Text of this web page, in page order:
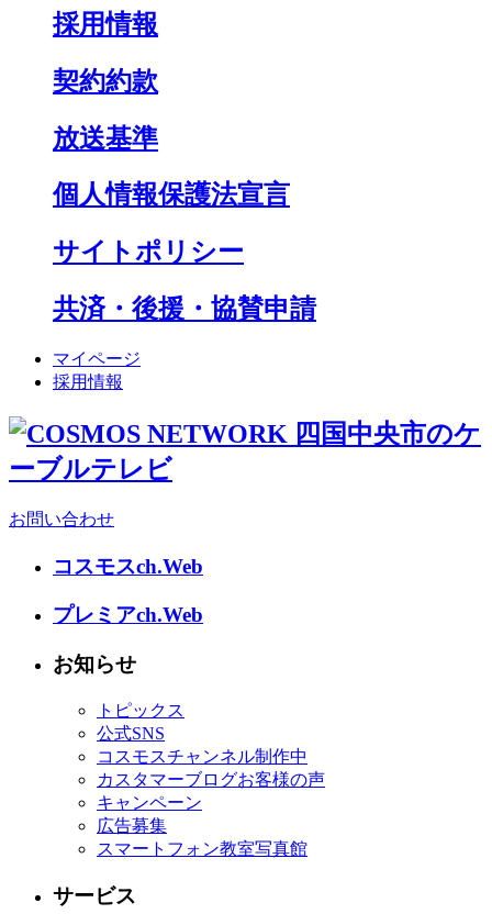
採用情報
契約約款
放送基準
個人情報保護法宣言
サイトポリシー
共済・後援・協賛申請
マイページ
採用情報
お問い合わせ
コスモスch.Web
プレミアch.Web
お知らせ
トピックス
公式SNS
コスモスチャンネル制作中
カスタマーブログお客様の声
キャンペーン
広告募集
スマートフォン教室写真館
サービス